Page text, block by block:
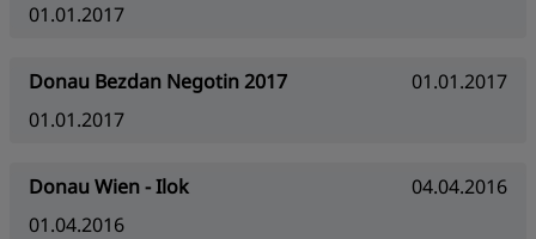
01.01.2017
Donau Bezdan Negotin 2017
01.01.2017
01.01.2017
Donau Wien - Ilok
04.04.2016
01.04.2016